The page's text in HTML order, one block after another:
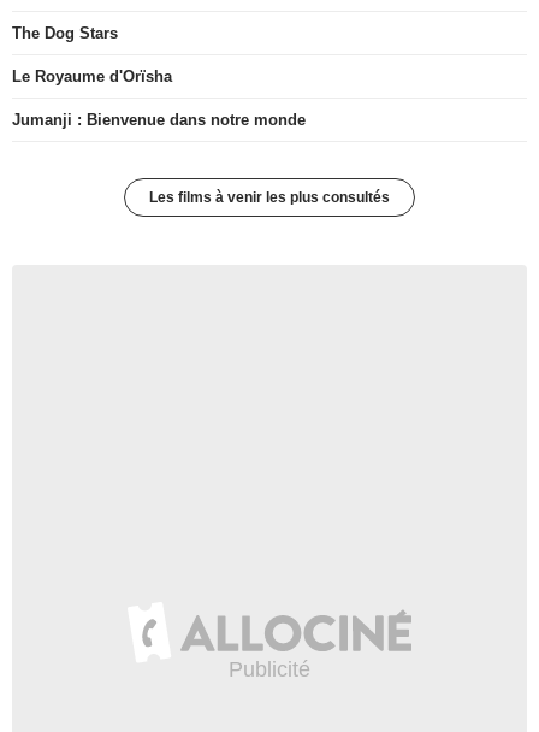
The Dog Stars
Le Royaume d'Orïsha
Jumanji : Bienvenue dans notre monde
Les films à venir les plus consultés